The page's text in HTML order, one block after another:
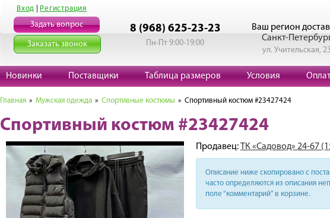
Вход Регистрация
Задать вопрос
Заказать звонок
8 (968) 625-23-23
Пн-Пт 9:00-19:00
Ваш регион
Санкт-
ул. Учительская,
Новинки Поставщики Таблица размеров Условия
Главная » Мужская одежда » Спортивные костюмы » Спортивный костюм #23427424
Спортивный костюм #23427424
Продавец:ТК «Садовод» 24-67
Описание ниже скопировано с
часто определяются из описания
поле “комментарий” в корзине.